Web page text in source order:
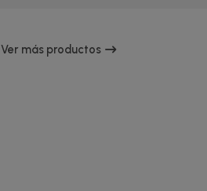
Ver más productos